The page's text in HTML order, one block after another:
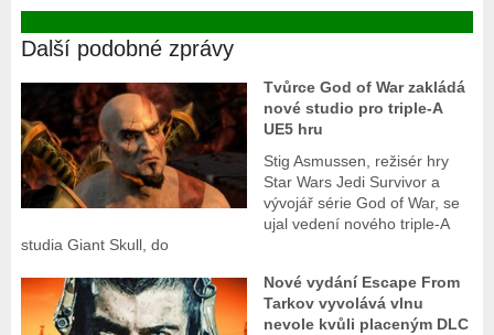
Další podobné zprávy
Tvůrce God of War zakládá
nové studio pro triple-A
UE5 hru
Stig Asmussen, režisér hry
Star Wars Jedi Survivor a
vývojář série God of War, se
ujal vedení nového triple-A
studia Giant Skull, do
Nové vydání Escape From
Tarkov vyvolává vlnu
nevole kvůli placeným DLC